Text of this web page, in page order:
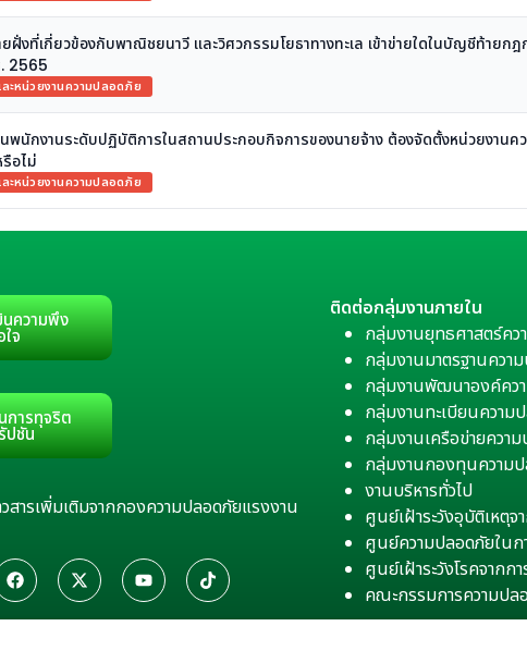
ฝั่งที่เกี่ยวข้องกับพาณิชยนาวี และวิศวกรรมโยธาทางทะเล เข้าข่ายใดในบัญชีท้ายกฎ
2565
ะหน่วยงานความปลอดภัย
นพนักงานระดับปฏิบัติการในสถานประกอบกิจการของนายจ้าง ต้องจัดตั้งหน่วยงาน
อไม่
ะหน่วยงานความปลอดภัย
นความพึง
จ
การทุจริต
ปชัน
สารเพิ่มเติมจากกองความปลอดภัยแรงงาน
ติดต่อกลุ่มงานภายใน
กลุ่มงานยุทธศาสตร์คว
กลุ่มงานมาตรฐานควา
กลุ่มงานพัฒนาองค์คว
กลุ่มงานทะเบียนความ
กลุ่มงานเครือข่ายควา
กลุ่มงานกองทุนความ
งานบริหารทั่วไป
ศูนย์เฝ้าระวังอุบัติเหตุจ
ศูนย์ความปลอดภัยในก
ศูนย์เฝ้าระวังโรคจากก
คณะกรรมการความปล